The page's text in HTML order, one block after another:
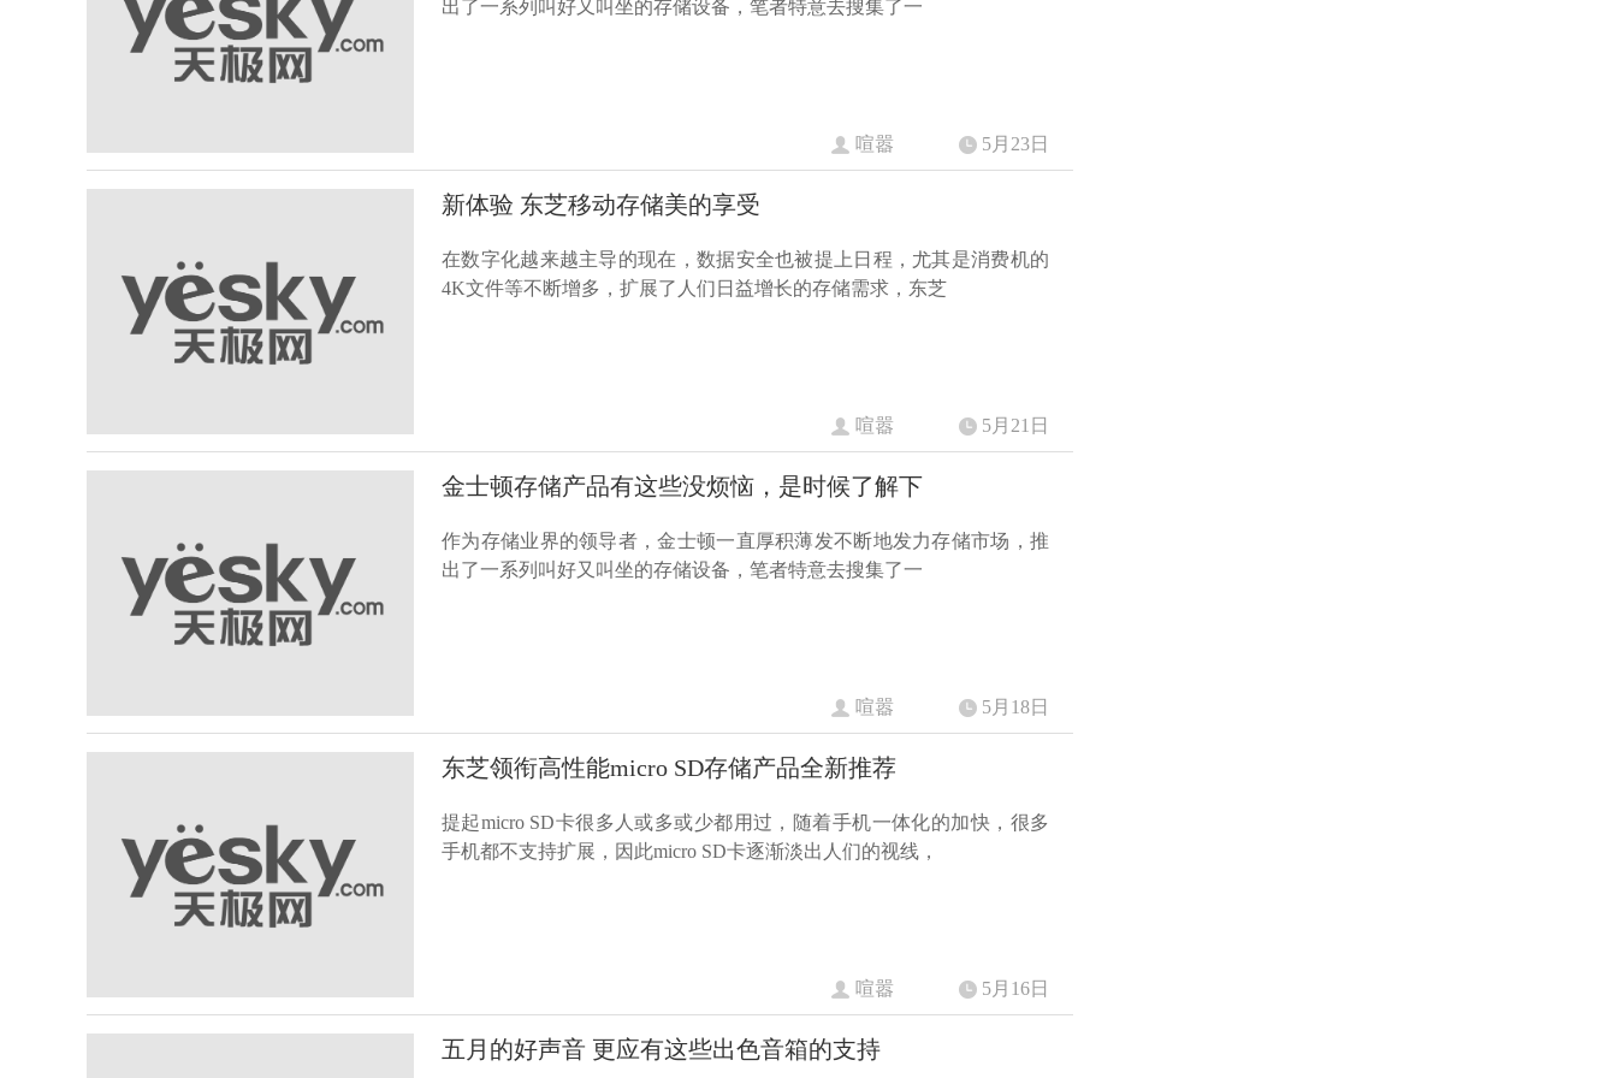
出了一系列叫好又叫坐的存储设备，笔者特意去搜集了一
喧嚣 5月23日
新体验 东芝移动存储美的享受
在数字化越来越主导的现在，数据安全也被提上日程，尤其是消费机的
4K文件等不断增多，扩展了人们日益增长的存储需求，东芝
喧嚣 5月21日
金士顿存储产品有这些没烦恼，是时候了解下
作为存储业界的领导者，金士顿一直厚积薄发不断地发力存储市场，推
出了一系列叫好又叫坐的存储设备，笔者特意去搜集了一
喧嚣 5月18日
东芝领衔高性能micro SD存储产品全新推荐
提起micro SD卡很多人或多或少都用过，随着手机一体化的加快，很多
手机都不支持扩展，因此micro SD卡逐渐淡出人们的视线，
喧嚣 5月16日
五月的好声音 更应有这些出色音箱的支持